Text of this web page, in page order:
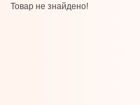
Товар не знайдено!